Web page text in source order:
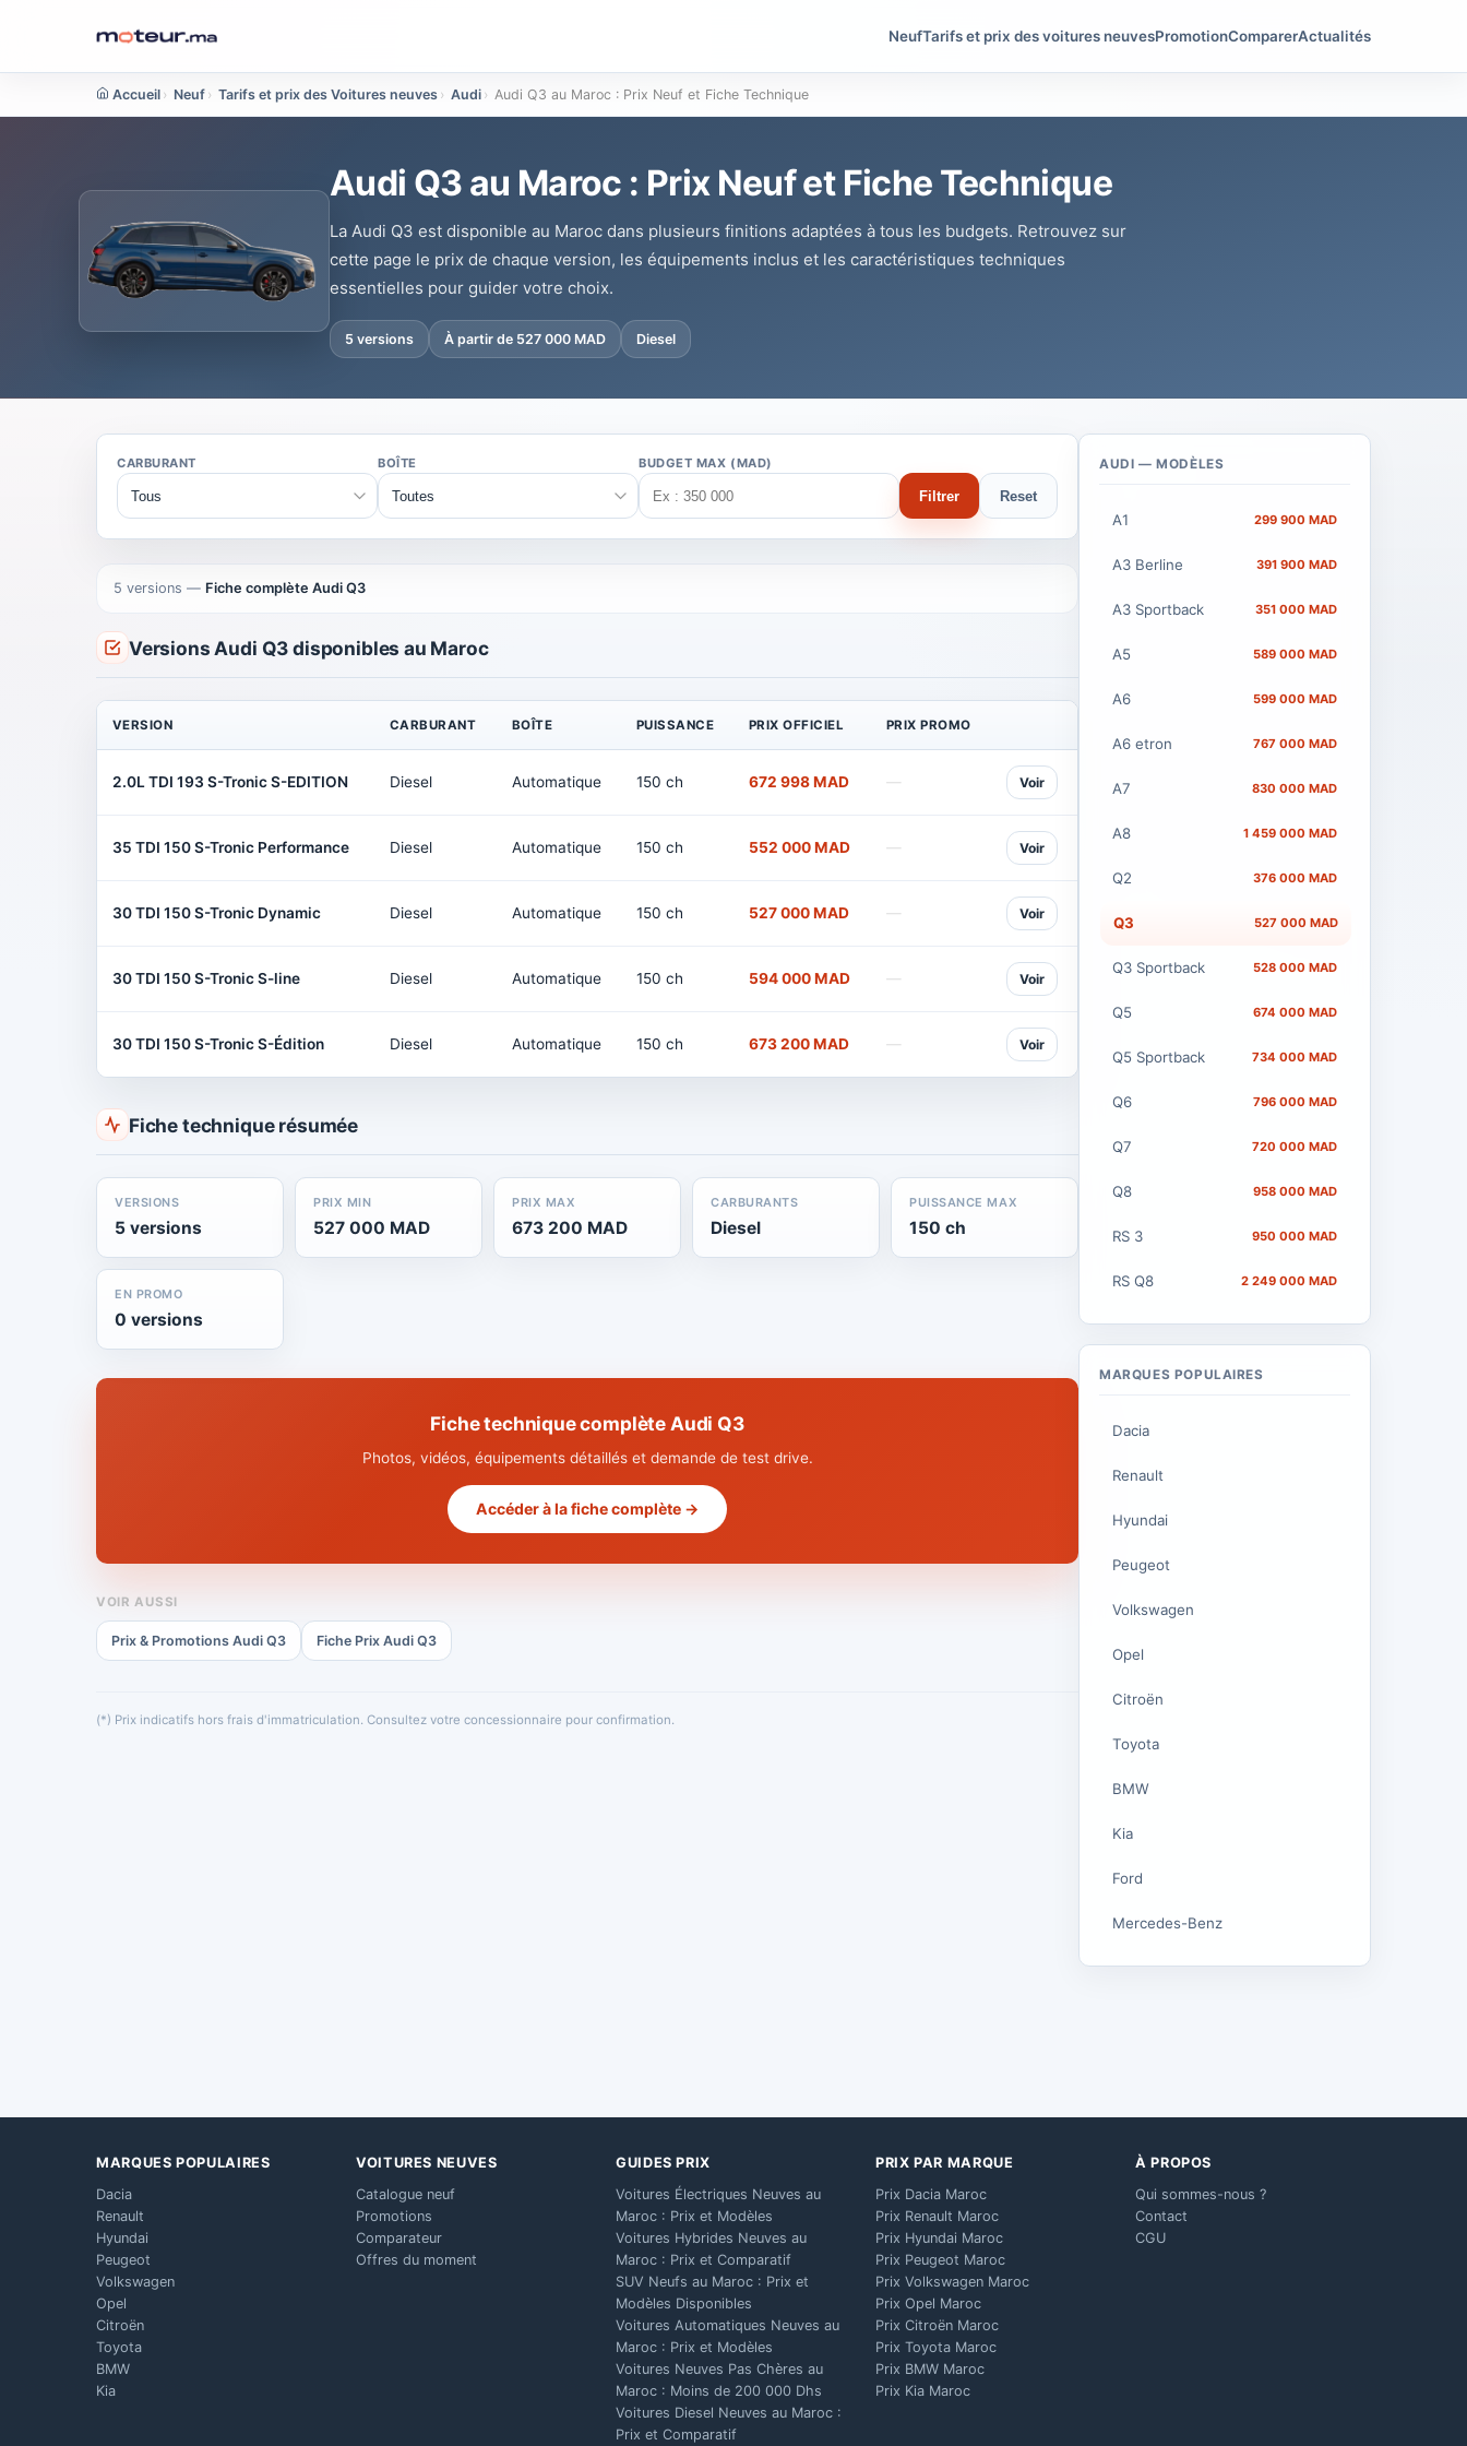
NeufTarifs et prix des voitures neuvesPromotionComparerActualités
Accueil › Neuf › Tarifs et prix des Voitures neuves › Audi › Audi Q3 au Maroc : Prix Neuf et Fiche Technique
Audi Q3 au Maroc : Prix Neuf et Fiche Technique
La Audi Q3 est disponible au Maroc dans plusieurs finitions adaptées à tous les budgets. Retrouvez sur
cette page le prix de chaque version, les équipements inclus et les caractéristiques techniques
essentielles pour guider votre choix.
5 versions À partir de 527 000 MAD Diesel
CARBURANT BOÎTE BUDGET MAX (MAD)
Filtrer Reset
5 versions — Fiche complète Audi Q3
Versions Audi Q3 disponibles au Maroc
VERSION CARBURANT BOÎTE PUISSANCE PRIX OFFICIEL PRIX PROMO
2.0L TDI 193 S-Tronic S-EDITION Diesel Automatique 150 ch 672 998 MAD — Voir
35 TDI 150 S-Tronic Performance Diesel Automatique 150 ch 552 000 MAD — Voir
30 TDI 150 S-Tronic Dynamic Diesel Automatique 150 ch 527 000 MAD — Voir
30 TDI 150 S-Tronic S-line Diesel Automatique 150 ch 594 000 MAD — Voir
30 TDI 150 S-Tronic S-Édition Diesel Automatique 150 ch 673 200 MAD — Voir
Fiche technique résumée
VERSIONS
5 versions
PRIX MIN
527 000 MAD
PRIX MAX
673 200 MAD
CARBURANTS
Diesel
PUISSANCE MAX
150 ch
EN PROMO
0 versions
Fiche technique complète Audi Q3
Photos, vidéos, équipements détaillés et demande de test drive.
Accéder à la fiche complète →
VOIR AUSSI
Prix & Promotions Audi Q3 Fiche Prix Audi Q3
(*) Prix indicatifs hors frais d'immatriculation. Consultez votre concessionnaire pour confirmation.
AUDI — MODÈLES
A1 299 900 MAD
A3 Berline 391 900 MAD
A3 Sportback 351 000 MAD
A5 589 000 MAD
A6 599 000 MAD
A6 etron 767 000 MAD
A7 830 000 MAD
A8 1 459 000 MAD
Q2 376 000 MAD
Q3 527 000 MAD
Q3 Sportback 528 000 MAD
Q5 674 000 MAD
Q5 Sportback 734 000 MAD
Q6 796 000 MAD
Q7 720 000 MAD
Q8 958 000 MAD
RS 3 950 000 MAD
RS Q8 2 249 000 MAD
MARQUES POPULAIRES
Dacia
Renault
Hyundai
Peugeot
Volkswagen
Opel
Citroën
Toyota
BMW
Kia
Ford
Mercedes-Benz
MARQUES POPULAIRES
Dacia
Renault
Hyundai
Peugeot
Volkswagen
Opel
Citroën
Toyota
BMW
Kia
VOITURES NEUVES
Catalogue neuf
Promotions
Comparateur
Offres du moment
GUIDES PRIX
Voitures Électriques Neuves au
Maroc : Prix et Modèles
Voitures Hybrides Neuves au
Maroc : Prix et Comparatif
SUV Neufs au Maroc : Prix et
Modèles Disponibles
Voitures Automatiques Neuves au
Maroc : Prix et Modèles
Voitures Neuves Pas Chères au
Maroc : Moins de 200 000 Dhs
Voitures Diesel Neuves au Maroc :
Prix et Comparatif
PRIX PAR MARQUE
Prix Dacia Maroc
Prix Renault Maroc
Prix Hyundai Maroc
Prix Peugeot Maroc
Prix Volkswagen Maroc
Prix Opel Maroc
Prix Citroën Maroc
Prix Toyota Maroc
Prix BMW Maroc
Prix Kia Maroc
À PROPOS
Qui sommes-nous ?
Contact
CGU